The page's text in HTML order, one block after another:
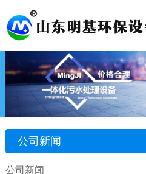
公司新闻
公司新闻